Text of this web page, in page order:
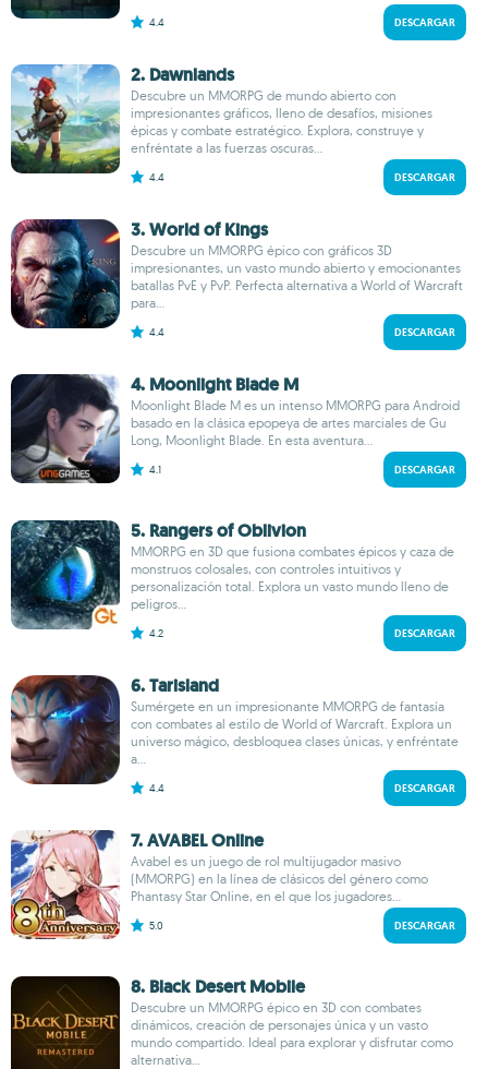
4.4 DESCARGAR
2. Dawnlands
Descubre un MMORPG de mundo abierto con
impresionantes gráficos, lleno de desafíos, misiones
épicas y combate estratégico. Explora, construye y
enfréntate a las fuerzas oscuras...
4.4 DESCARGAR
3. World of Kings
Descubre un MMORPG épico con gráficos 3D
impresionantes, un vasto mundo abierto y emocionantes
batallas PvE y PvP. Perfecta alternativa a World of Warcraft
para...
4.4 DESCARGAR
4. Moonlight Blade M
Moonlight Blade M es un intenso MMORPG para Android
basado en la clásica epopeya de artes marciales de Gu
Long, Moonlight Blade. En esta aventura...
4.1 DESCARGAR
5. Rangers of Oblivion
MMORPG en 3D que fusiona combates épicos y caza de
monstruos colosales, con controles intuitivos y
personalización total. Explora un vasto mundo lleno de
peligros...
4.2 DESCARGAR
6. Tarisland
Sumérgete en un impresionante MMORPG de fantasía
con combates al estilo de World of Warcraft. Explora un
universo mágico, desbloquea clases únicas, y enfréntate
a...
4.4 DESCARGAR
7. AVABEL Online
Avabel es un juego de rol multijugador masivo
(MMORPG) en la línea de clásicos del género como
Phantasy Star Online, en el que los jugadores...
5.0 DESCARGAR
8. Black Desert Mobile
Descubre un MMORPG épico en 3D con combates
dinámicos, creación de personajes única y un vasto
mundo compartido. Ideal para explorar y disfrutar como
alternativa...